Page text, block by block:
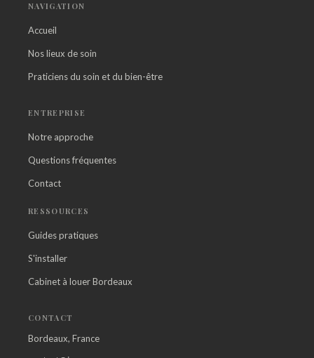
NAVIGATION
Accueil
Nos lieux de soin
Praticiens du soin et du bien-être
ENTREPRISE
Notre approche
Questions fréquentes
Contact
RESSOURCES
Guides pratiques
S'installer
Cabinet à louer Bordeaux
CONTACT
Bordeaux, France